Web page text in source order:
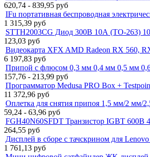
620,74 - 839,95 руб
IFu портативная беспроводная
1 315,39 руб
STTH2003CG Диод 300В 10А (TO-263)
123,03 руб
Видеокарта XFX AMD Radeon RX 560,
6 197,83 руб
Припой с флюсом 0,3 мм 0,4 мм 0,5 мм
157,76 - 213,99 руб
Программатор Medusa PRO Box +
11 372,96 руб
Оплетка для снятия припоя 1,5 мм/2 мм/
59,24 - 63,96 руб
FGH40N60SFDT Транзистор IGBT 600В
264,55 руб
Дисплей в сборе с тачскрином для
1 761,13 руб